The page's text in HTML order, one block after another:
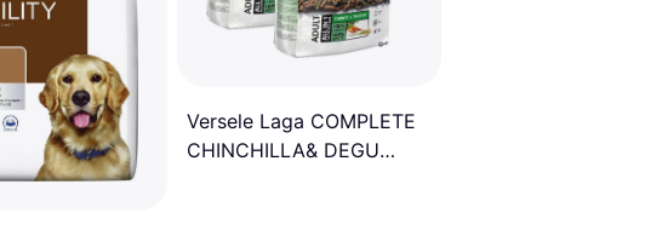
Versele Laga COMPLETE
CHINCHILLA& DEGU